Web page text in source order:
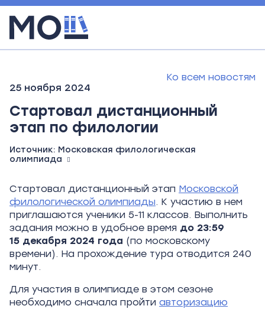
25 ноября 2024
Ко всем новостям
Стартовал дистанционный
этап по филологии
Источник: Московская филологическая
олимпиада
Стартовал дистанционный этап Московской
филологической олимпиады. К участию в нем
приглашаются ученики 5-11 классов. Выполнить
задания можно в удобное время до 23:59
15 декабря 2024 года (по московскому
времени). На прохождение тура отводится 240
минут.
Для участия в олимпиаде в этом сезоне
необходимо сначала пройти авторизацию